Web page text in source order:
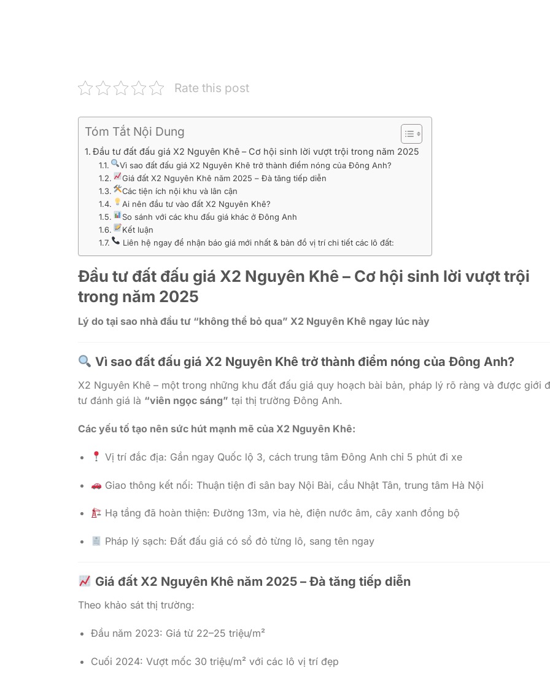
Rate this post
Tóm Tắt Nội Dung
Đầu tư đất đấu giá X2 Nguyên Khê – Cơ hội sinh lời vượt trội trong năm 2025
Vì sao đất đấu giá X2 Nguyên Khê trở thành điểm nóng của Đông Anh?
Giá đất X2 Nguyên Khê năm 2025 – Đà tăng tiếp diễn
Các tiện ích nội khu và lân cận
Ai nên đầu tư vào đất X2 Nguyên Khê?
So sánh với các khu đấu giá khác ở Đông Anh
Kết luận
Liên hệ ngay để nhận báo giá mới nhất & bản đồ vị trí chi tiết các lô đất:
Đầu tư đất đấu giá X2 Nguyên Khê – Cơ hội sinh lời vượt trội
trong năm 2025
Lý do tại sao nhà đầu tư “không thể bỏ qua” X2 Nguyên Khê ngay lúc này
Vì sao đất đấu giá X2 Nguyên Khê trở thành điểm nóng của Đông Anh?
X2 Nguyên Khê – một trong những khu đất đấu giá quy hoạch bài bản, pháp lý rõ ràng và được giới
tư đánh giá là “viên ngọc sáng” tại thị trường Đông Anh.
Các yếu tố tạo nên sức hút mạnh mẽ của X2 Nguyên Khê:
Vị trí đắc địa: Gần ngay Quốc lộ 3, cách trung tâm Đông Anh chỉ 5 phút đi xe
Giao thông kết nối: Thuận tiện đi sân bay Nội Bài, cầu Nhật Tân, trung tâm Hà Nội
Hạ tầng đã hoàn thiện: Đường 13m, vỉa hè, điện nước âm, cây xanh đồng bộ
Pháp lý sạch: Đất đấu giá có sổ đỏ từng lô, sang tên ngay
Giá đất X2 Nguyên Khê năm 2025 – Đà tăng tiếp diễn
Theo khảo sát thị trường:
Đầu năm 2023: Giá từ 22–25 triệu/m²
Cuối 2024: Vượt mốc 30 triệu/m² với các lô vị trí đẹp